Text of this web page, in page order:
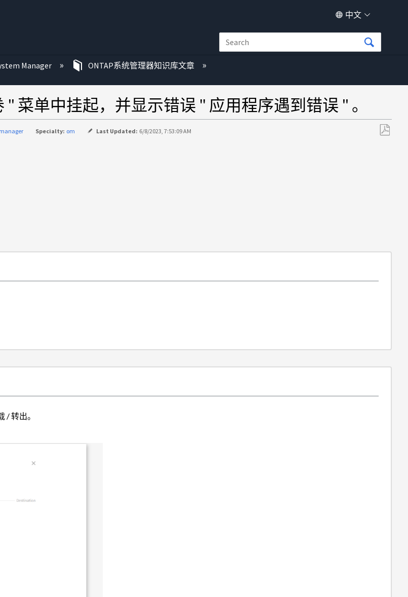
中文
Manager ONTAP系统管理器知识库文章
" 菜单中挂起，并显示错误 " 应用程序遇到错误 " 。
Specialty: om Last Updated: 6/8/2023, 7:53:09 AM
/ 转出。